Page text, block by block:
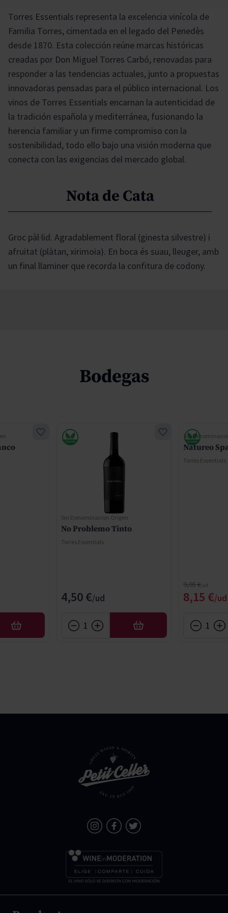
Torres Essentials representa la excelencia vinícola de
Familia Torres, cimentada en el legado del Penedès
desde 1870. Esta colección reúne marcas históricas
creadas por Don Miguel Torres Carbó, renovadas para
responder a las tendencias actuales, junto a propuestas
innovadoras pensadas para el público internacional. Los
vinos de Torres Essentials encarnan la autenticidad de
la tradición española y mediterránea, fusionando la
herencia familiar y un firme compromiso con la
sostenibilidad, todo ello bajo una visión moderna que
conecta con las exigencias del mercado global.
Nota de Cata
Groc pàl·lid. Agradablement floral (ginesta silvestre) i
afruitat (plàtan, xirimoia). En boca és suau, lleuger, amb
un final llaminer que recorda la confitura de codony.
Bodegas
AFEGIR
Sin Denominacion Origen
No Problemo Tinto
Torres Essentials
4,50 €
AFEGIR
Sin
Natureo
Torres Essentials
Special
8,15 €
Regular Price
9,05 €